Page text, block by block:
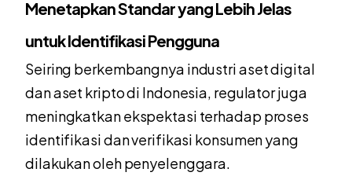
Menetapkan Standar yang Lebih Jelas
untuk Identifikasi Pengguna
Seiring berkembangnya industri aset digital
dan aset kripto di Indonesia, regulator juga
meningkatkan ekspektasi terhadap proses
identifikasi dan verifikasi konsumen yang
dilakukan oleh penyelenggara.